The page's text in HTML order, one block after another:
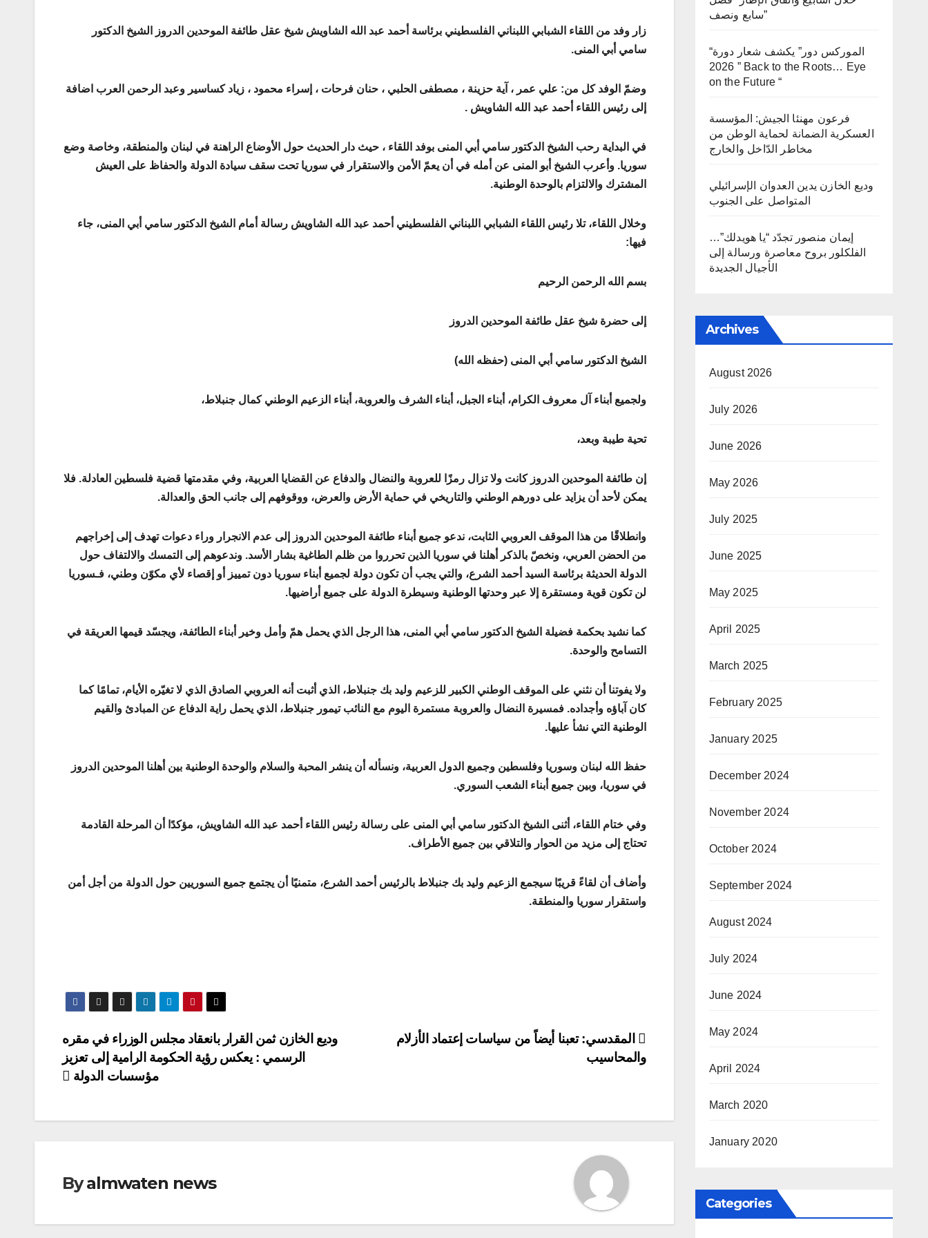
زار وفد من اللقاء الشبابي اللبناني الفلسطيني برئاسة أحمد عبد الله الشاويش شيخ عقل طائفة الموحدين الدروز الشيخ الدكتور
سامي أبي المنى.
وضمّ الوفد كل من: علي عمر ، آية حزينة ، مصطفى الحلبي ، حنان فرحات ، إسراء محمود ، زياد كساسير وعبد الرحمن العرب اضافة
إلى رئيس اللقاء أحمد عبد الله الشاويش .
في البداية رحب الشيخ الدكتور سامي أبي المنى بوفد اللقاء ، حيث دار الحديث حول الأوضاع الراهنة في لبنان والمنطقة، وخاصة وضع
سوريا. وأعرب الشيخ أبو المنى عن أمله في أن يعمّ الأمن والاستقرار في سوريا تحت سقف سيادة الدولة والحفاظ على العيش
المشترك والالتزام بالوحدة الوطنية.
وخلال اللقاء، تلا رئيس اللقاء الشبابي اللبناني الفلسطيني أحمد عبد الله الشاويش رسالة أمام الشيخ الدكتور سامي أبي المنى، جاء
فيها:
بسم الله الرحمن الرحيم
إلى حضرة شيخ عقل طائفة الموحدين الدروز
الشيخ الدكتور سامي أبي المنى (حفظه الله)
ولجميع أبناء آل معروف الكرام، أبناء الجبل، أبناء الشرف والعروبة، أبناء الزعيم الوطني كمال جنبلاط،
تحية طيبة وبعد،
إن طائفة الموحدين الدروز كانت ولا تزال رمزًا للعروبة والنضال والدفاع عن القضايا العربية، وفي مقدمتها قضية فلسطين العادلة. فلا
يمكن لأحد أن يزايد على دورهم الوطني والتاريخي في حماية الأرض والعرض، ووقوفهم إلى جانب الحق والعدالة.
وانطلاقًا من هذا الموقف العروبي الثابت، ندعو جميع أبناء طائفة الموحدين الدروز إلى عدم الانجرار وراء دعوات تهدف إلى إخراجهم
من الحضن العربي، ونخصّ بالذكر أهلنا في سوريا الذين تحرروا من ظلم الطاغية بشار الأسد. وندعوهم إلى التمسك والالتفاف حول
الدولة الحديثة برئاسة السيد أحمد الشرع، والتي يجب أن تكون دولة لجميع أبناء سوريا دون تمييز أو إقصاء لأي مكوّن وطني، فـسوريا
لن تكون قوية ومستقرة إلا عبر وحدتها الوطنية وسيطرة الدولة على جميع أراضيها.
كما نشيد بحكمة فضيلة الشيخ الدكتور سامي أبي المنى، هذا الرجل الذي يحمل همّ وأمل وخير أبناء الطائفة، ويجسّد قيمها العريقة في
التسامح والوحدة.
ولا يفوتنا أن نثني على الموقف الوطني الكبير للزعيم وليد بك جنبلاط، الذي أثبت أنه العروبي الصادق الذي لا تغيّره الأيام، تمامًا كما
كان آباؤه وأجداده. فمسيرة النضال والعروبة مستمرة اليوم مع النائب تيمور جنبلاط، الذي يحمل راية الدفاع عن المبادئ والقيم
الوطنية التي نشأ عليها.
حفظ الله لبنان وسوريا وفلسطين وجميع الدول العربية، ونسأله أن ينشر المحبة والسلام والوحدة الوطنية بين أهلنا الموحدين الدروز
في سوريا، وبين جميع أبناء الشعب السوري.
وفي ختام اللقاء، أثنى الشيخ الدكتور سامي أبي المنى على رسالة رئيس اللقاء أحمد عبد الله الشاويش، مؤكدًا أن المرحلة القادمة
تحتاج إلى مزيد من الحوار والتلاقي بين جميع الأطراف.
وأضاف أن لقاءً قريبًا سيجمع الزعيم وليد بك جنبلاط بالرئيس أحمد الشرع، متمنيًا أن يجتمع جميع السوريين حول الدولة من أجل أمن
واستقرار سوريا والمنطقة.
Post
navigation
وديع الخازن ثمن القرار بانعقاد مجلس الوزراء في مقره
الرسمي : يعكس رؤية الحكومة الرامية إلى تعزيز
مؤسسات الدولة
المقدسي: تعبنا أيضاً من سياسات إعتماد الأزلام
والمحاسيب
Byalmwaten news
سابع ونصف”
“الموركس دور” يكشف شعار دورة
2026 ” Back to the Roots… Eye
on the Future “
فرعون مهنئا الجيش: المؤسسة
العسكرية الضمانة لحماية الوطن من
مخاطر الدّاخل والخارج
وديع الخازن يدين العدوان الإسرائيلي
المتواصل على الجنوب
إيمان منصور تجدّد “يا هويدلك”…
الفلكلور بروح معاصرة ورسالة إلى
الأجيال الجديدة
Archives
August 2026
July 2026
June 2026
May 2026
July 2025
June 2025
May 2025
April 2025
March 2025
February 2025
January 2025
December 2024
November 2024
October 2024
September 2024
August 2024
July 2024
June 2024
May 2024
April 2024
March 2020
January 2020
Categories